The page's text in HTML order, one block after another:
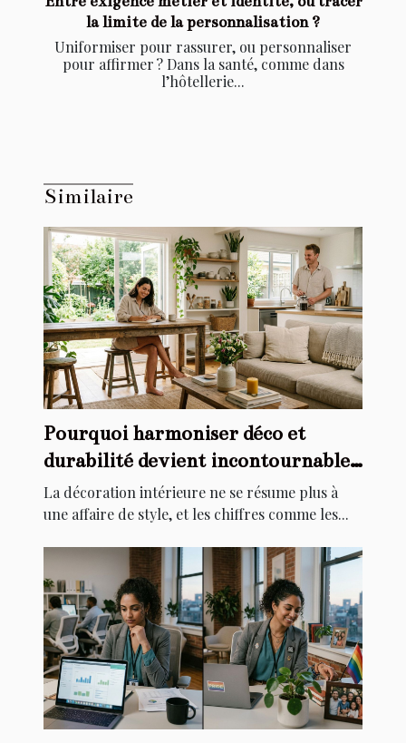
la limite de la personnalisation ?
Uniformiser pour rassurer, ou personnaliser
pour affirmer ? Dans la santé, comme dans
l’hôtellerie...
Similaire
Pourquoi harmoniser déco et
durabilité devient incontournable
chez soi
La décoration intérieure ne se résume plus à
une affaire de style, et les chiffres comme les...